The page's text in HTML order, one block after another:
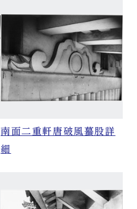
南面二重軒唐破風蟇股詳
細